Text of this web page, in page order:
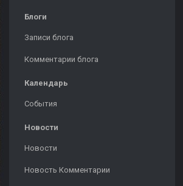
Блоги
Записи блога
Комментарии блога
Календарь
События
Новости
Новости
Новость Комментарии